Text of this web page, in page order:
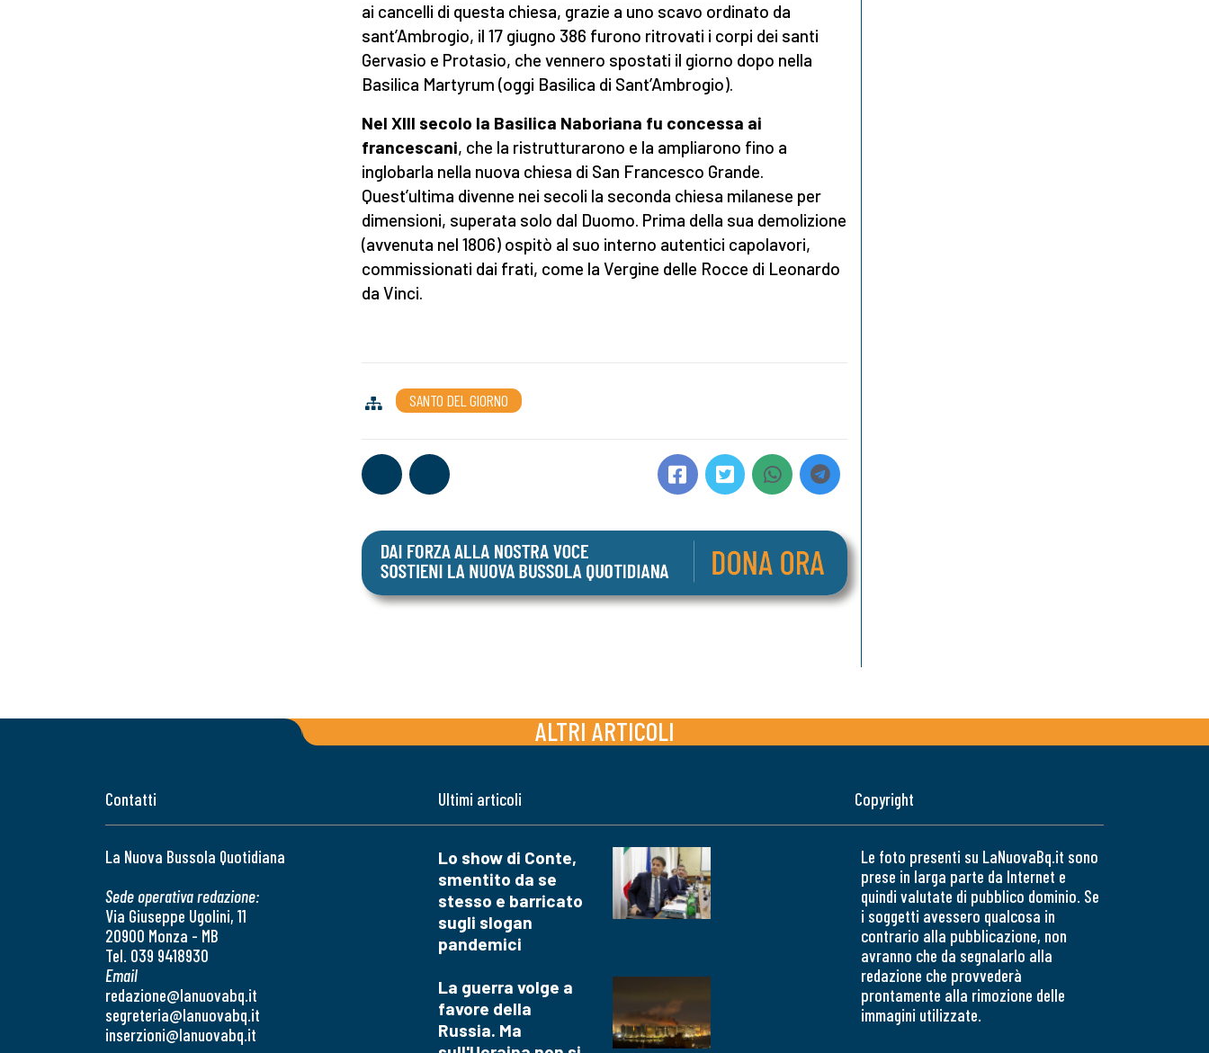
ai cancelli di questa chiesa, grazie a uno scavo ordinato da
sant’Ambrogio, il 17 giugno 386 furono ritrovati i corpi dei santi
Gervasio e Protasio, che vennero spostati il giorno dopo nella
Basilica Martyrum (oggi Basilica di Sant’Ambrogio).
Nel XIII secolo la Basilica Naboriana fu concessa ai
francescani, che la ristrutturarono e la ampliarono fino a
inglobarla nella nuova chiesa di San Francesco Grande.
Quest’ultima divenne nei secoli la seconda chiesa milanese per
dimensioni, superata solo dal Duomo. Prima della sua demolizione
(avvenuta nel 1806) ospitò al suo interno autentici capolavori,
commissionati dai frati, come la Vergine delle Rocce di Leonardo
da Vinci.
SANTO DEL GIORNO
ALTRI ARTICOLI
Contatti
La Nuova Bussola Quotidiana
Sede operativa redazione:
Via Giuseppe Ugolini, 11
20900 Monza - MB
Tel. 039 9418930
Email
redazione@lanuovabq.it
segreteria@lanuovabq.it
inserzioni@lanuovabq.it
Ultimi articoli
Lo show di Conte,
smentito da se
stesso e barricato
sugli slogan
pandemici
La guerra volge a
favore della
Russia. Ma
Copyright
Le foto presenti su LaNuovaBq.it sono
prese in larga parte da Internet e
quindi valutate di pubblico dominio. Se
i soggetti avessero qualcosa in
contrario alla pubblicazione, non
avranno che da segnalarlo alla
redazione che provvederà
prontamente alla rimozione delle
immagini utilizzate.